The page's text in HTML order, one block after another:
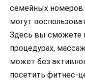
семейных номеров.
могут
Здесь вы сможете
процедурах,
может без
посетить фитнес-